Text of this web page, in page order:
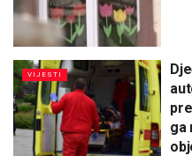
VIJESTI
ga